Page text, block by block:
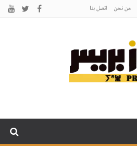
من نحن اتصل بنـا